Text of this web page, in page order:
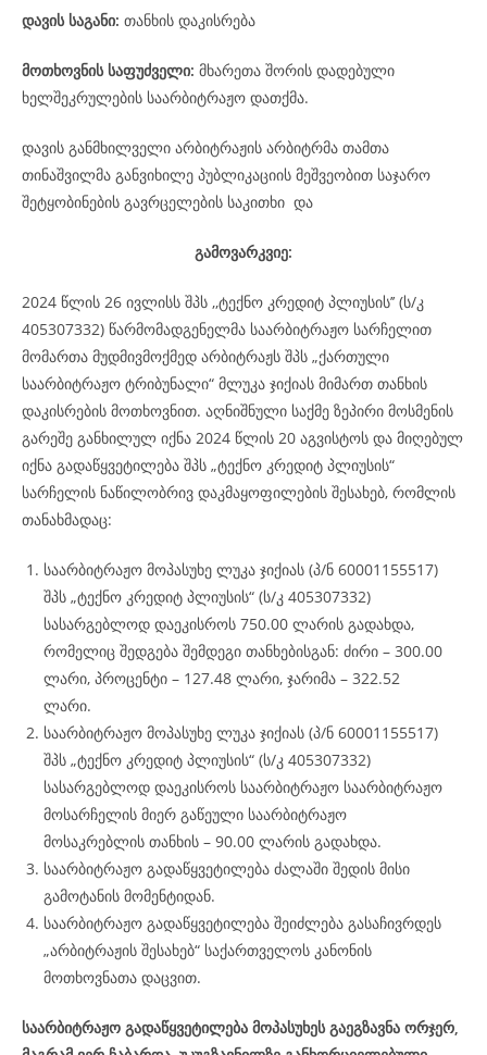
დავის საგანი: თანხის დაკისრება
მოთხოვნის საფუძველი: მხარეთა შორის დადებული
ხელშეკრულების საარბიტრაჟო დათქმა.
დავის განმხილველი არბიტრაჟის არბიტრმა თამთა
თინაშვილმა განვიხილე პუბლიკაციის მეშვეობით საჯარო
შეტყობინების გავრცელების საკითხი და
გამოვარკვიე:
2024 წლის 26 ივლისს შპს ,,ტექნო კრედიტ პლიუსის’’ (ს/კ
405307332) წარმომადგენელმა საარბიტრაჟო სარჩელით
მომართა მუდმივმოქმედ არბიტრაჟს შპს „ქართული
საარბიტრაჟო ტრიბუნალი“ მლუკა ჯიქიას მიმართ თანხის
დაკისრების მოთხოვნით. აღნიშნული საქმე ზეპირი მოსმენის
გარეშე განხილულ იქნა 2024 წლის 20 აგვისტოს და მიღებულ
იქნა გადაწყვეტილება შპს „ტექნო კრედიტ პლიუსის“
სარჩელის ნაწილობრივ დაკმაყოფილების შესახებ, რომლის
თანახმადაც:
საარბიტრაჟო მოპასუხე ლუკა ჯიქიას (პ/ნ 60001155517)
შპს „ტექნო კრედიტ პლიუსის“ (ს/კ 405307332)
სასარგებლოდ დაეკისროს 750.00 ლარის გადახდა,
რომელიც შედგება შემდეგი თანხებისგან: ძირი – 300.00
ლარი, პროცენტი – 127.48 ლარი, ჯარიმა – 322.52
ლარი.
საარბიტრაჟო მოპასუხე ლუკა ჯიქიას (პ/ნ 60001155517)
შპს „ტექნო კრედიტ პლიუსის“ (ს/კ 405307332)
სასარგებლოდ დაეკისროს საარბიტრაჟო საარბიტრაჟო
მოსარჩელის მიერ გაწეული საარბიტრაჟო
მოსაკრებლის თანხის – 90.00 ლარის გადახდა.
საარბიტრაჟო გადაწყვეტილება ძალაში შედის მისი
გამოტანის მომენტიდან.
საარბიტრაჟო გადაწყვეტილება შეიძლება გასაჩივრდეს
„არბიტრაჟის შესახებ“ საქართველოს კანონის
მოთხოვნათა დაცვით.
საარბიტრაჟო გადაწყვეტილება მოპასუხეს გაეგზავნა ორჯერ,